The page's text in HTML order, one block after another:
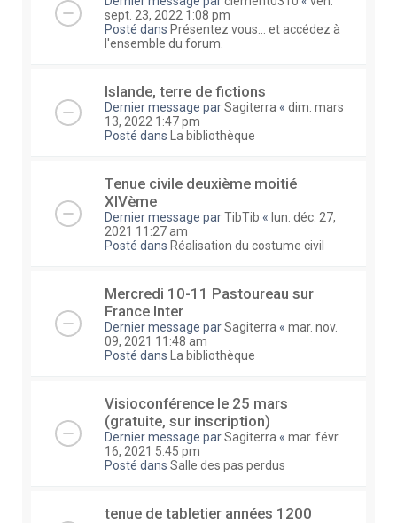
sept. 23, 2022 1:08 pm
Posté dans Présentez vous... et accédez à
l'ensemble du forum.
Islande, terre de fictions
Dernier message parSagiterra « dim. mars
13, 2022 1:47 pm
Posté dans
La bibliothèque
Tenue civile deuxième moitié
XIVème
Dernier message parTibTib « lun. déc. 27,
2021 11:27 am
Posté dans Réalisation du costume civil
Mercredi 10-11 Pastoureau sur
France Inter
Dernier message parSagiterra « mar. nov.
09, 2021 11:48 am
Posté dans
La bibliothèque
Visioconférence le 25 mars
(gratuite, sur inscription)
Dernier message parSagiterra « mar. févr.
16, 2021 5:45 pm
Posté dans Salle des pas perdus
tenue de tabletier années 1200